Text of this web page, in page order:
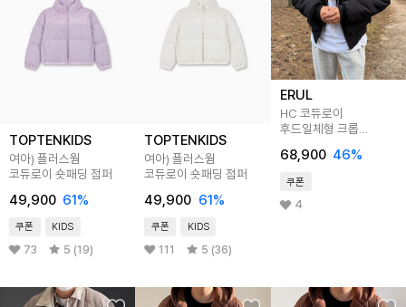
TOPTENKIDS
여아) 플러스웜
코듀로이 숏패딩 점퍼
49,900 61%
쿠폰 KIDS
73 5 (19)
TOPTENKIDS
여아) 플러스웜
코듀로이 숏패딩 점퍼
49,900 61%
쿠폰 KIDS
111 5 (36)
ERUL
HC 코듀로이
후드일체형 크롭
68,900 46%
쿠폰
4